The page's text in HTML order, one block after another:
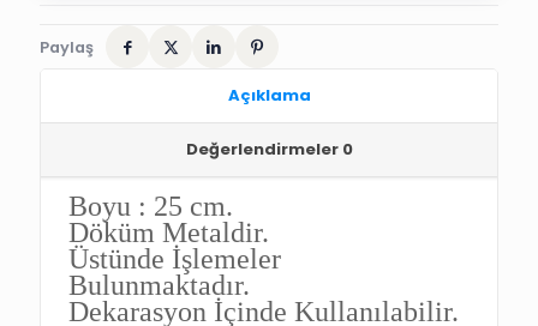
Paylaş
Açıklama
Değerlendirmeler 0
Boyu : 25 cm.
Döküm Metaldir.
Üstünde İşlemeler
Bulunmaktadır.
Dekarasyon İçinde Kullanılabilir.